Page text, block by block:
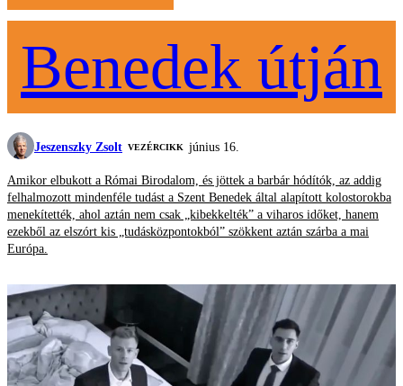
Benedek útján
Jeszenszky Zsolt VEZÉRCIKK június 16.
Amikor elbukott a Római Birodalom, és jöttek a barbár hódítók, az addig
felhalmozott mindenféle tudást a Szent Benedek által alapított kolostorokba
menekítették, ahol aztán nem csak „kibekkelték” a viharos időket, hanem
ezekből az elszórt kis „tudásközpontokból” szökkent aztán szárba a mai
Európa.